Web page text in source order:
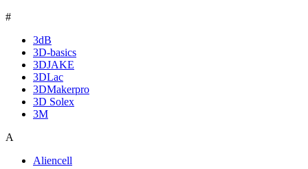
#
3dB
3D-basics
3DJAKE
3DLac
3DMakerpro
3D Solex
3M
A
Aliencell